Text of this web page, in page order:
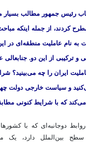
رئیس جمهور مطالب بسیار
کردند، از جمله اینکه
نام عاملیت منطقه‌ای در
ترکیبی از این دو. جنابعالی
ایران را چه می‌بینید؟
و سیاست خارجی دولت
که با شرایط کنونی
دوجانبه‌ای که با کشورها
سطح بین‌الملل دارد، یک